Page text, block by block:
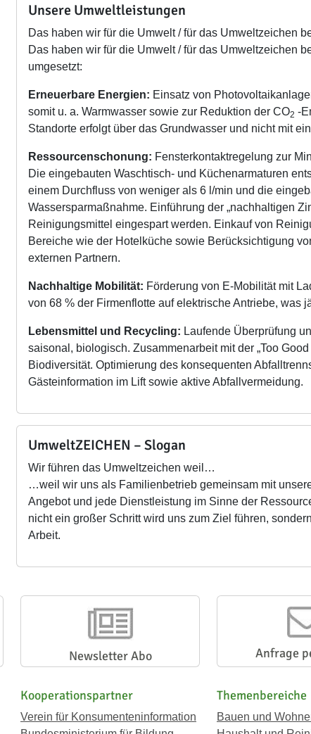
Unsere Umweltleistungen
Das haben wir für die Umwelt / für das Umweltzeichen
Das haben wir für die Umwelt / für das Umweltzeichen
umgesetzt:
Erneuerbare Energien: Einsatz von
somit u. a. Warmwasser sowie zur Reduktion der CO2 -
Standorte erfolgt über das Grundwasser und nicht mit
Ressourcenschonung: Fensterkontaktregelung zur
Die eingebauten Waschtisch- und Küchenarmaturen
einem Durchfluss von weniger als 6 l/min und die
Wassersparmaßnahme. Einführung der „nachhaltigen
Reinigungsmittel eingespart werden. Einkauf von
Bereiche wie der Hotelküche sowie Berücksichtigung
externen Partnern.
Nachhaltige Mobilität: Förderung von E-Mobilität mit
von 68 % der Firmenflotte auf elektrische Antriebe, was
Lebensmittel und Recycling: Laufende Überprüfung
saisonal, biologisch. Zusammenarbeit mit der „Too
Biodiversität. Optimierung des konsequenten
Gästeinformation im Lift sowie aktive Abfallvermeidung.
UmweltZEICHEN – Slogan
Wir führen das Umweltzeichen weil…
…weil wir uns als Familienbetrieb gemeinsam mit
Angebot und jede Dienstleistung im Sinne der
nicht ein großer Schritt wird uns zum Ziel führen,
Arbeit.
Newsletter Abo Anfrage
Kooperationspartner
Verein für Konsumenteninformation
Themenbereiche
Bauen und